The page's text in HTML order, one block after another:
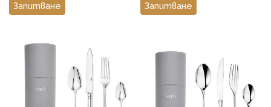
Запитване Запитване